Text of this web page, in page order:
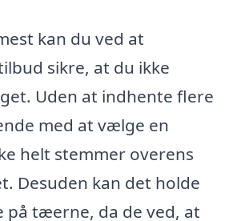
kan du ved at
sikre, at du ikke
Uden at indhente flere
med at vælge en
helt stemmer overens
Desuden kan det holde
tæerne, da de ved, at